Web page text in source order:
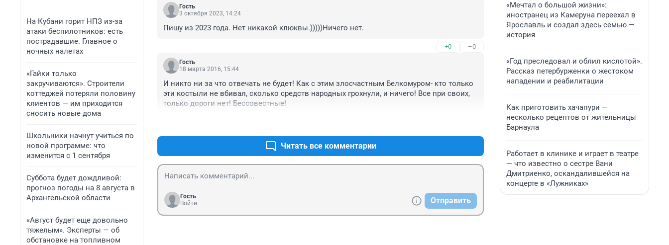
На Кубани горит НПЗ из-за
атаки беспилотников: есть
пострадавшие. Главное о
ночных налетах
«Гайки только
закручиваются». Строители
коттеджей потеряли половину
клиентов — им приходится
сносить новые дома
Школьники начнут учиться по
новой программе: что
изменится с 1 сентября
Суббота будет дождливой:
прогноз погоды на 8 августа в
Архангельской области
«Август будет еще довольно
тяжелым». Эксперты — об
обстановке на топливном
Гость
3 октября 2023, 14:24
Пишу из 2023 года. Нет никакой клюквы.)))))Ничего нет.
+0 –0
Гость
18 марта 2016, 15:44
И никто ни за что отвечать не будет! Как с этим злосчастным Белкомуром- кто только
эти костыли не вбивал, сколько средств народных грохнули, и ничего! Все при своих,
только дороги нет! Бессовестные!
Читать все комментарии
Гость
Войти
Отправить
«Мечтал о большой жизни»:
иностранец из Камеруна переехал в
Ярославль и создал здесь семью —
история
«Год преследовал и облил кислотой».
Рассказ петербурженки о жестоком
нападении и реабилитации
Как приготовить хачапури —
несколько рецептов от жительницы
Барнаула
Работает в клинике и играет в театре
— что известно о сестре Вани
Дмитриенко, оскандалившейся на
концерте в «Лужниках»